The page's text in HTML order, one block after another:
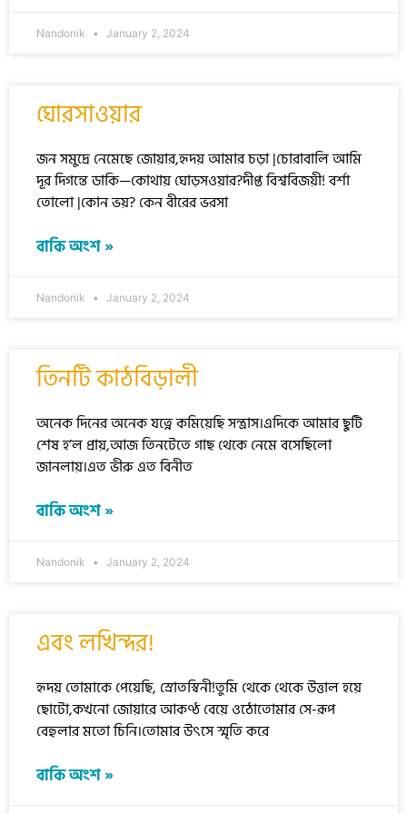
Nandonik January 2, 2024
ঘোরসাওয়ার
জন সমুদ্রে নেমেছে জোয়ার,হৃদয় আমার চড়া |চোরাবালি আমি
দূর দিগন্তে ডাকি—কোথায় ঘোড়সওয়ার?দীপ্ত বিশ্ববিজয়ী! বর্শা
তোলো |কোন ভয়? কেন বীরের ভরসা
বাকি অংশ »
Nandonik January 2, 2024
তিনটি কাঠবিড়ালী
অনেক দিনের অনেক যত্নে কমিয়েছি সন্ত্রাস।এদিকে আমার ছুটি
শেষ হ’ল প্রায়,আজ তিনটেতে গাছ থেকে নেমে বসেছিলো
জানলায়।এত ভীরু এত বিনীত
বাকি অংশ »
Nandonik January 2, 2024
এবং লখিন্দর!
হৃদয় তোমাকে পেয়েছি, স্রোতস্বিনী!তুমি থেকে থেকে উত্তাল হয়ে
ছোটো,কখনো জোয়ারে আকণ্ঠ বেয়ে ওঠোতোমার সে-রূপ
বেহুলার মতো চিনি।তোমার উৎসে স্মৃতি করে
বাকি অংশ »